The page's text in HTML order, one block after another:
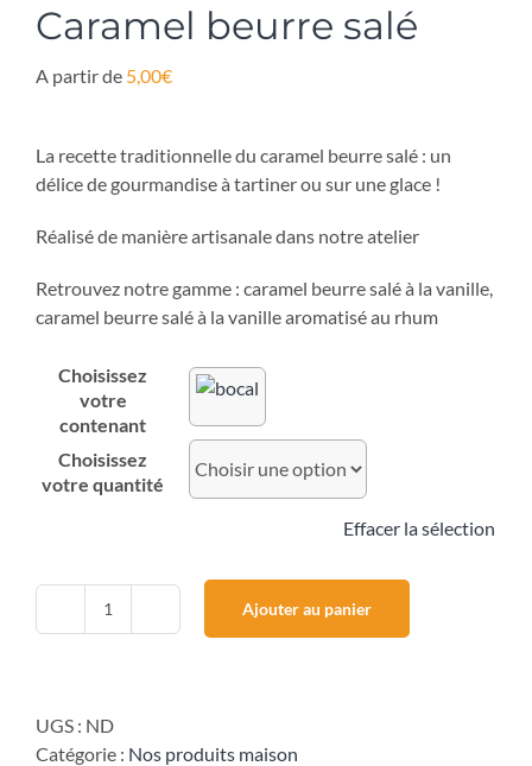
Caramel beurre salé
A partir de 5,00€
La recette traditionnelle du caramel beurre salé : un
délice de gourmandise à tartiner ou sur une glace !
Réalisé de manière artisanale dans notre atelier
Retrouvez notre gamme : caramel beurre salé à la vanille,
caramel beurre salé à la vanille aromatisé au rhum
contenant
quantité
Effacer la sélection
quantité
salé
Ajouter au panier
UGS : ND
Catégorie : Nos produits maison